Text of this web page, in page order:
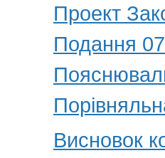
Проект
Подання
Висновок